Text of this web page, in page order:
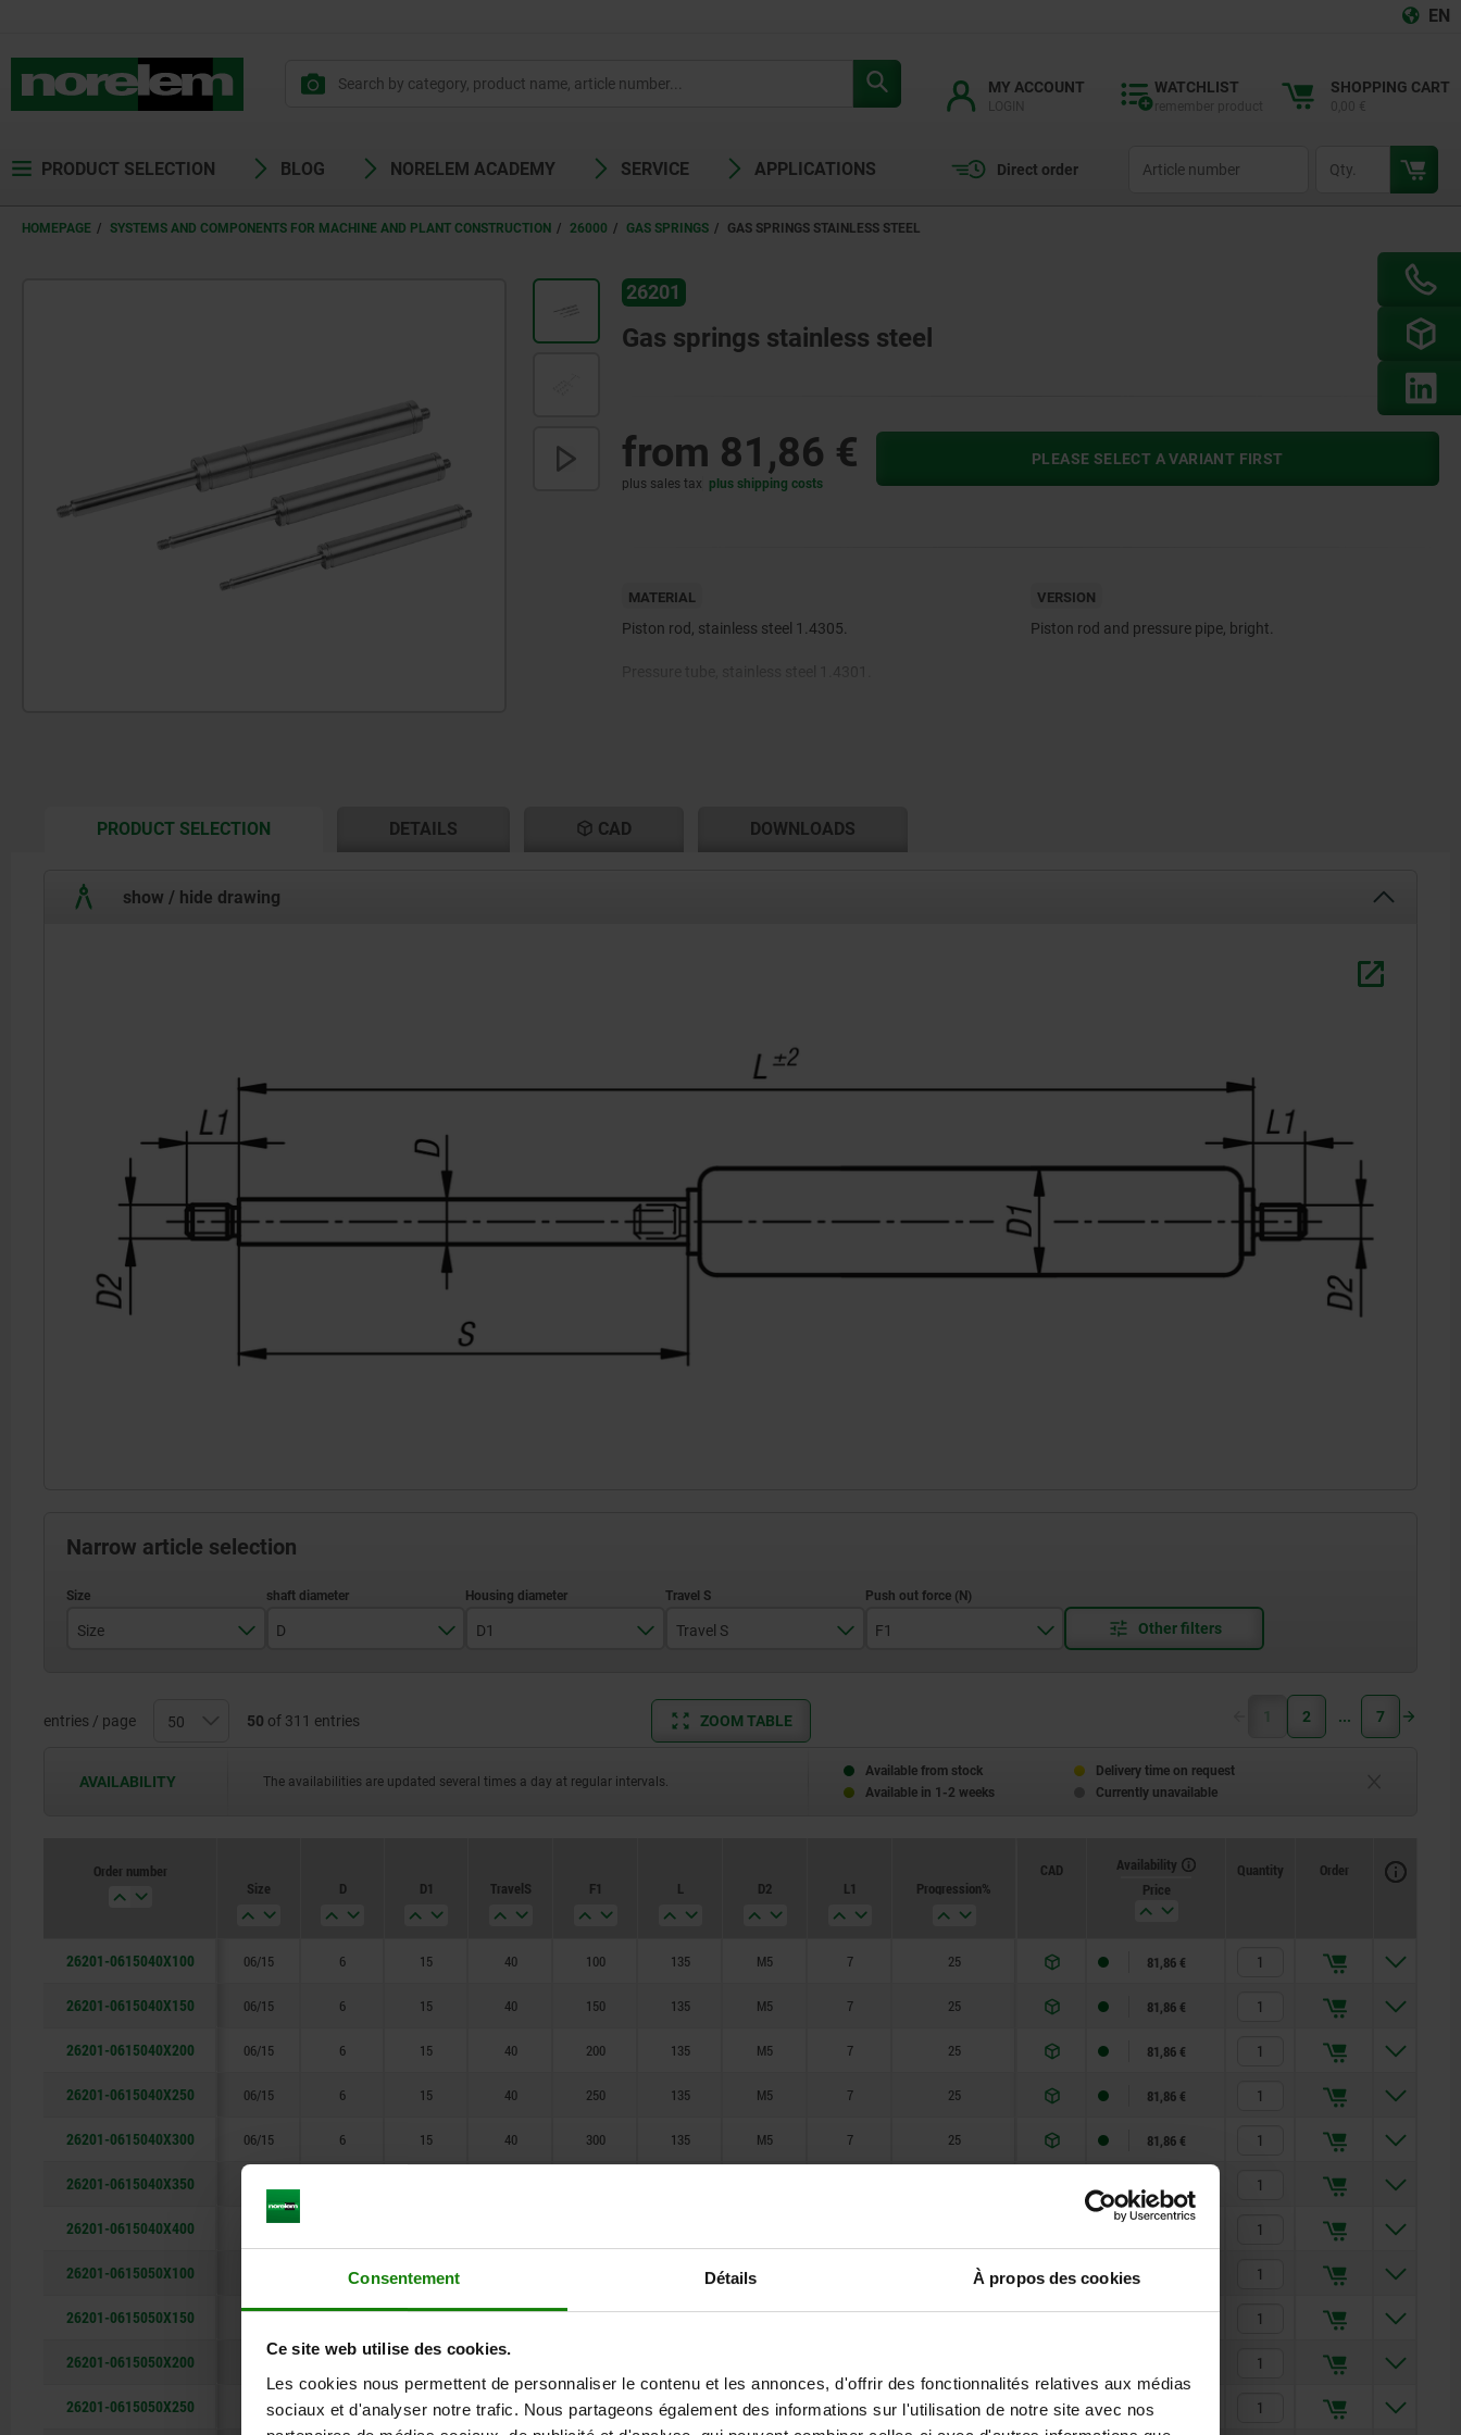
Consentement Détails À propos des cookies
Ce site web utilise des cookies.
Les cookies nous permettent de personnaliser le contenu et les annonces, d'offrir des fonctionnalités relatives aux médias
sociaux et d'analyser notre trafic. Nous partageons également des informations sur l'utilisation de notre site avec nos
EN
MY ACCOUNT WATCHLIST SHOPPING CART
PRODUCT SELECTION BLOG NORELEM ACADEMY SERVICE APPLICATIONS Direct order
HOMEPAGE SYSTEMS AND COMPONENTS FOR MACHINE AND PLANT CONSTRUCTION 26000 GAS SPRINGS GAS SPRINGS STAINLESS STEEL
26201
Gas springs stainless steel
from 81,86 €
plus sales tax plus shipping costs
PLEASE SELECT A VARIANT FIRST
MATERIAL
Piston rod, stainless steel 1.4305.
VERSION
Piston rod and pressure pipe, bright.
PRODUCT SELECTIONCURRENT
DETAILS CAD DOWNLOADS
show / hide drawing
Narrow article selection
Size
08/19
D
8
D1 Travel S
220
F1
150
800
entries / page 50 of 311 entries ZOOM TABLE 1 2 7
AVAILABILITY The availabilities are updated several times a day at regular intervals.
Available from stock
Delivery time on request
Available in 1-2 weeks
Currently unavailable
Order number
Size
D D1 Travel S F1 L D2 L1 Progression %
CAD
Availability
Price
Quantity Order
26201-0615040X100 06/15 6 15 40 100 135 M5 7 25 81,86 €
26201-0615040X150 06/15 6 15 40 150 135 M5 7 25 81,86 €
26201-0615040X200 06/15 6 15 40 200 135 M5 7 25 81,86 €
26201-0615040X250 06/15 6 15 40 250 135 M5 7 25 81,86 €
26201-0615040X300 06/15 6 15 40 300 135 M5 7 25 81,86 €
26201-0615040X350 81,86 €
26201-0615040X400 06/15
26201-0615050X100 15
26201-0615050X150 06/15 6 15 50 150 155 M5 7 25 81,86 €
26201-0615050X200
26201-0615050X250 06/15 6 15 50 250 155 M5 7 25 81,86 €